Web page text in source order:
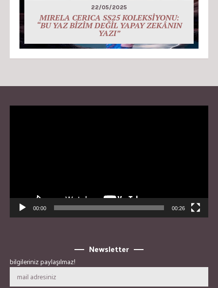
22/05/2025
MIRELA CERICA SS25 KOLEKSİYONU:
“BU YAZ BİZİM DEĞİL YAPAY ZEKÂNIN
YAZI”
00:00 00:26
Newsletter
bilgileriniz paylaşılmaz!